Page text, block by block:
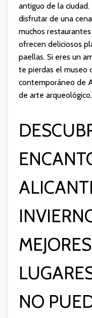
antiguo de la
disfrutar de una
muchos
ofrecen deliciosos
paellas. Si eres un
te pierdas el museo
contemporáneo de
de arte arqueológico.
MEJORES
NO